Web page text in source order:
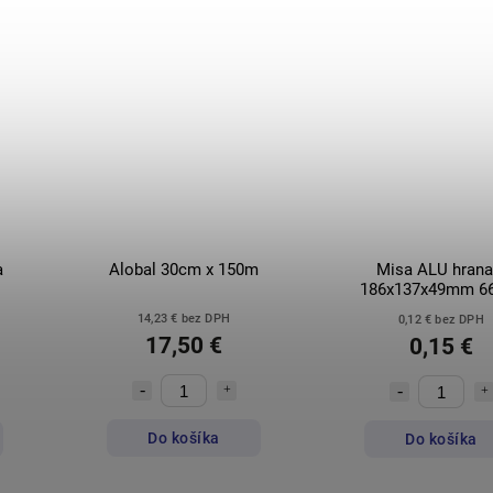
Alobal 30cm x 150m
14,23 € bez DPH
17,50 €
Do košíka
Misa ALU
186x137x49mm
0,12 € bez DPH
0,15 €
Do košíka